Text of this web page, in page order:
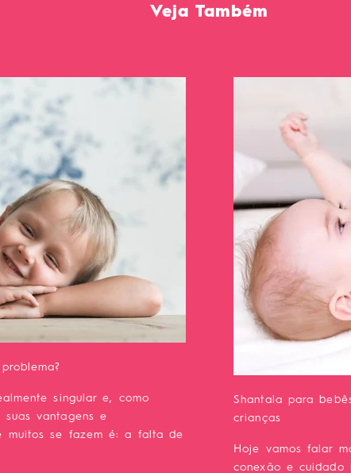
Veja Também
singular e, como
suas vantagens e
muitos se fazem é: a falta de
Shantala para
crianças
Hoje vamos falar
conexão e cuidado